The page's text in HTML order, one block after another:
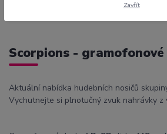
Scorpions - gramofonové
Aktuální nabídka hudebních nosičů
Vychutnejte si plnotučný zvuk nahrávky z
Zavřít